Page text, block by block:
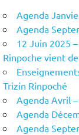
Agenda
Agenda
12 Juin 2025
Rinpoche vient
Trizin Rinpoché
Agenda Avril
Agenda
Agenda